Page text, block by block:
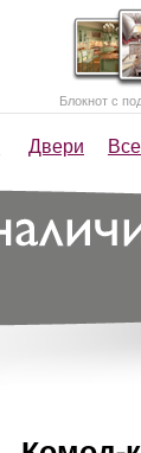
Двери
Блокнот с